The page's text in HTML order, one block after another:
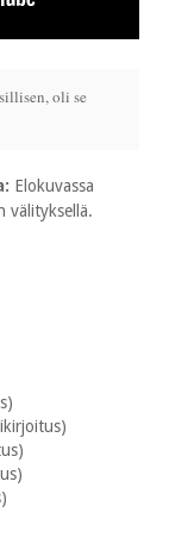
oli se
Elokuvassa
välityksellä.